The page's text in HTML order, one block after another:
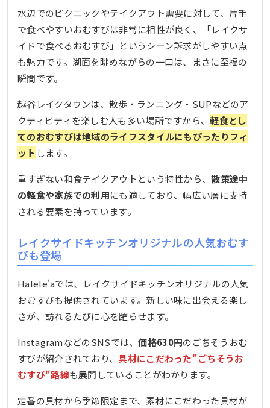
水辺でのピクニックやテイクアウト需要に対して、片手
で食べやすいおむすびは非常に相性が良く、「レイクサ
イドで食べるおむすび」というシーン訴求がしやすい点
も魅力です。湖面を眺めながらの一口は、まさに至福の
瞬間です。
越谷レイクタウンは、散歩・ランニング・SUPなどのア
クティビティを楽しむ人も多い場所ですから、軽食とし
てのおむすびは地域のライフスタイルにもぴったりフィ
ット します。
重すぎない和食テイクアウトという特性から、散策途中
の軽食や家族での利用にも適しており、幅広い層に支持
される要素を持っています。
レイクサイドキッチンオリジナルの人気おむす
びも登場
Halele'aでは、レイクサイドキッチンオリジナルの人気
おむすびも提供されています。新しい味に出会える楽し
さが、訪れるたびに心を躍らせます。
InstagramなどのSNSでは、価格630円のごちそうおむ
すびが紹介されており、具材にこだわった"ごちそうお
むすび"路線も展開していることがわかります。
定番の具材から季節限定まで、素材にこだわった具材が